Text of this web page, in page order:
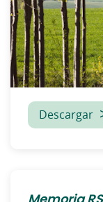
Descargar